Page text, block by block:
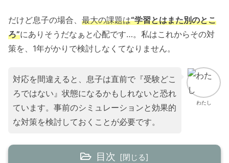
だけど息子の場合、 最大の課題は“学習とはまた別のとこ
ろ”にありそうだなぁと心配です…。私はこれからその対
策を、1年がかりで検討しなくてなりません。
わたし
対応を間違えると、息子は直前で『受験どこ
ろではない』状態になるかもしれないと恐れ
ています。事前のシミュレーションと効果的
な対策を検討しておくことが必要です。
目次